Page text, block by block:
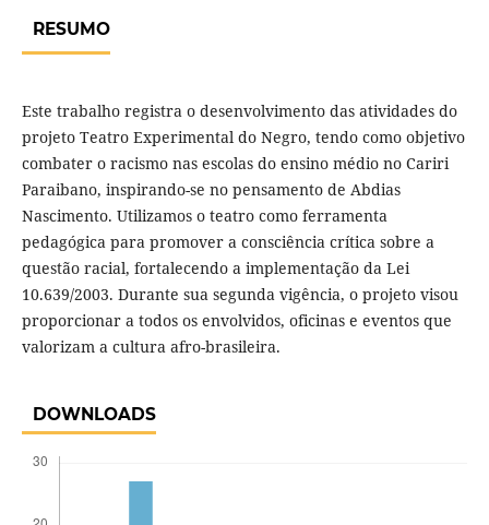
RESUMO
Este trabalho registra o desenvolvimento das atividades do
projeto Teatro Experimental do Negro, tendo como objetivo
combater o racismo nas escolas do ensino médio no Cariri
Paraibano, inspirando-se no pensamento de Abdias
Nascimento. Utilizamos o teatro como ferramenta
pedagógica para promover a consciência crítica sobre a
questão racial, fortalecendo a implementação da Lei
10.639/2003. Durante sua segunda vigência, o projeto visou
proporcionar a todos os envolvidos, oficinas e eventos que
valorizam a cultura afro-brasileira.
DOWNLOADS